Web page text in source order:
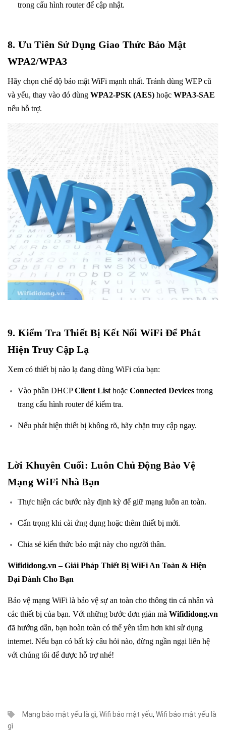
trong cấu hình router để cập nhật.
8. Ưu Tiên Sử Dụng Giao Thức Bảo Mật
WPA2/WPA3
Hãy chọn chế độ bảo mật WiFi mạnh nhất. Tránh dùng WEP cũ
và yếu, thay vào đó dùng WPA2-PSK (AES) hoặc WPA3-SAE
nếu hỗ trợ.
9. Kiểm Tra Thiết Bị Kết Nối WiFi Để Phát
Hiện Truy Cập Lạ
Xem có thiết bị nào lạ đang dùng WiFi của bạn:
Vào phần DHCPClient Listhoặc Connected Devices trong
trang cấu hình router để kiểm tra.
Nếu phát hiện thiết bị không rõ, hãy chặn truy cập ngay.
Lời Khuyên Cuối: Luôn Chủ Động Bảo Vệ
Mạng WiFi Nhà Bạn
Thực hiện các bước này định kỳ để giữ mạng luôn an toàn.
Cẩn trọng khi cài ứng dụng hoặc thêm thiết bị mới.
Chia sẻ kiến thức bảo mật này cho người thân.
Wifididong.vn– Giải Pháp Thiết Bị WiFi An Toàn & Hiện
Đại Dành Cho Bạn
Bảo vệ mạng WiFi là bảo vệ sự an toàn cho thông tin cá nhân và
các thiết bị của bạn. Với những bước đơn giản mà Wifididong.vn
đã hướng dẫn, bạn hoàn toàn có thể yên tâm hơn khi sử dụng
internet. Nếu bạn có bất kỳ câu hỏi nào, đừng ngần ngại liên hệ
với chúng tôi để được hỗ trợ nhé!
Mạng bảo mật yếu là gì, Wifi bảo mật yếu, Wifi bảo mật yếu là
gì